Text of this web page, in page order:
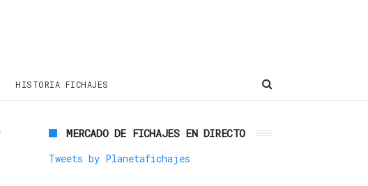
HISTORIA FICHAJES
MERCADO DE FICHAJES EN DIRECTO
Tweets by Planetafichajes